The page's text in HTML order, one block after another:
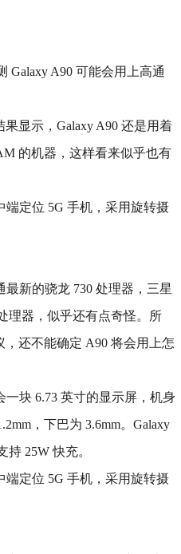
Galaxy A90 可能会用上高通
果显示，Galaxy A90 还是用着
的机器，这样看来似乎也有
最新的骁龙 730 处理器，三星
理器，似乎还有点奇怪。所
还不能确定 A90 将会用上怎
一块 6.73 英寸的显示屏，机身
，下巴为 3.6mm。Galaxy
持 25W 快充。